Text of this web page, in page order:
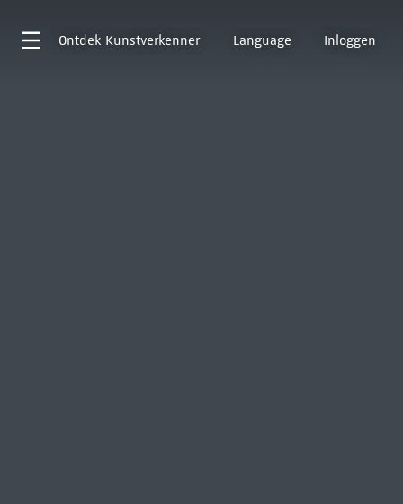
Ontdek Kunstverkenner Language Inloggen